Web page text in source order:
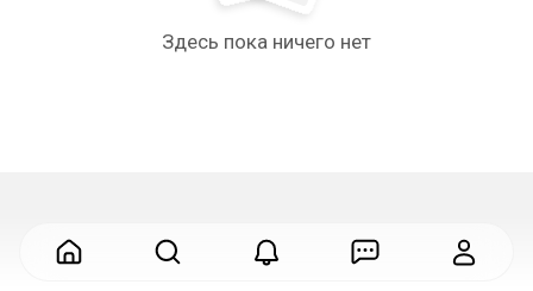
Здесь пока ничего нет